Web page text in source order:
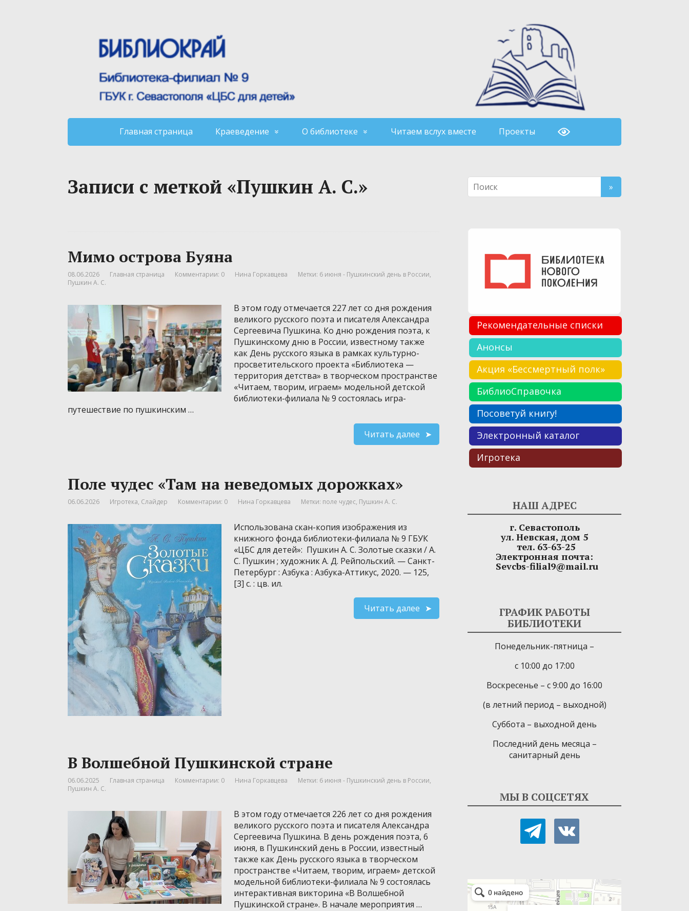
Главная страница Краеведение О библиотеке Читаем вслух вместе Проекты
Записи с меткой «Пушкин А. С.»
Мимо острова Буяна
08.06.2026 Главная страница Комментарии: 0 Нина Горкавцева Метки: 6 июня - Пушкинский день в России,
Пушкин А. С.
В этом году отмечается 227 лет со дня рождения
великого русского поэта и писателя Александра
Сергеевича Пушкина. Ко дню рождения поэта, к
Пушкинскому дню в России, известному также
как День русского языка в рамках культурно-
просветительского проекта «Библиотека —
территория детства» в творческом пространстве
«Читаем, творим, играем» модельной детской
библиотеки-филиала № 9 состоялась игра-
путешествие по пушкинским …
Читать далее
Поле чудес «Там на неведомых дорожках»
06.06.2026 Игротека, Слайдер Комментарии: 0 Нина Горкавцева Метки: поле чудес, Пушкин А. С.
Использована скан-копия изображения из
книжного фонда библиотеки-филиала № 9 ГБУК
«ЦБС для детей»: Пушкин А. С. Золотые сказки / А.
С. Пушкин ; художник А. Д. Рейпольский. — Санкт-
Петербург : Азбука : Азбука-Аттикус, 2020. — 125,
[3] с. : цв. ил.
Читать далее
В Волшебной Пушкинской стране
06.06.2025 Главная страница Комментарии: 0 Нина Горкавцева Метки: 6 июня - Пушкинский день в России,
Пушкин А. С.
В этом году отмечается 226 лет со дня рождения
великого русского поэта и писателя Александра
Сергеевича Пушкина. В день рождения поэта, 6
июня, в Пушкинский день в России, известный
также как День русского языка в творческом
пространстве «Читаем, творим, играем» детской
модельной библиотеки-филиала № 9 состоялась
интерактивная викторина «В Волшебной
Пушкинской стране». В начале мероприятия …
Рекомендательные списки
Анонсы
Акция «Бессмертный полк»
БиблиоСправочка
Посоветуй книгу!
Электронный каталог
Игротека
НАШ АДРЕС
г. Севастополь
ул. Невская, дом 5
тел. 63-63-25
Электронная почта:
Sevcbs-filial9@mail.ru
ГРАФИК РАБОТЫ
БИБЛИОТЕКИ
Понедельник-пятница –
с 10:00 до 17:00
Воскресенье – с 9:00 до 16:00
(в летний период – выходной)
Суббота – выходной день
Последний день месяца –
санитарный день
МЫ В СОЦСЕТЯХ
telegram vkontakte
Детская библиотека-филиал № 9
Библиотека в Севастополе